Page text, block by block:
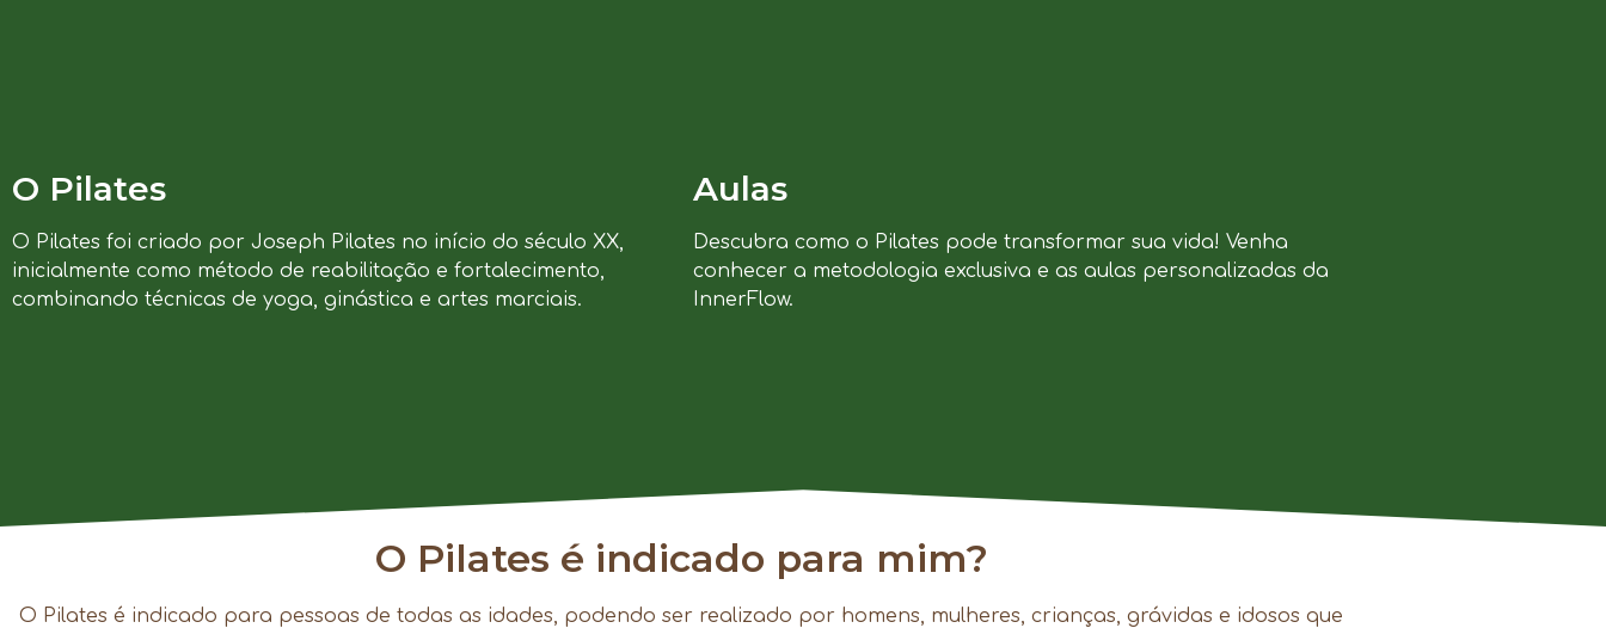
O Pilates
O Pilates foi criado por Joseph Pilates no início do século XX,
inicialmente como método de reabilitação e fortalecimento,
combinando técnicas de yoga, ginástica e artes marciais.
Aulas
Descubra como o Pilates pode transformar sua vida! Venha
conhecer a metodologia exclusiva e as aulas personalizadas da
InnerFlow.
O Pilates é indicado para mim?
O Pilates é indicado para pessoas de todas as idades, podendo ser realizado por homens, mulheres, crianças, grávidas e idosos que